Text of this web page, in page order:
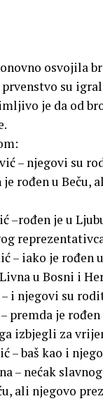
osvojila
prvenstvo su
je da od
– njegovi su
rođen u Beču,
–rođen je u
– iako je
u Bosni i
– i njegovi su
– premda je
izbjegli za
– baš kao i
– nećak
ali njegovo